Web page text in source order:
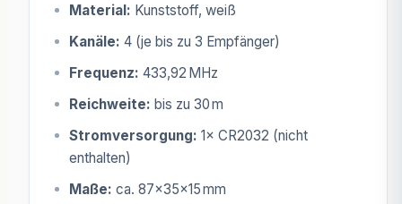
Material: Kunststoff, weiß
Kanäle: 4 (je bis zu 3 Empfänger)
Frequenz: 433,92 MHz
Reichweite: bis zu 30 m
Stromversorgung: 1× CR2032 (nicht
enthalten)
Maße: ca. 87×35×15 mm